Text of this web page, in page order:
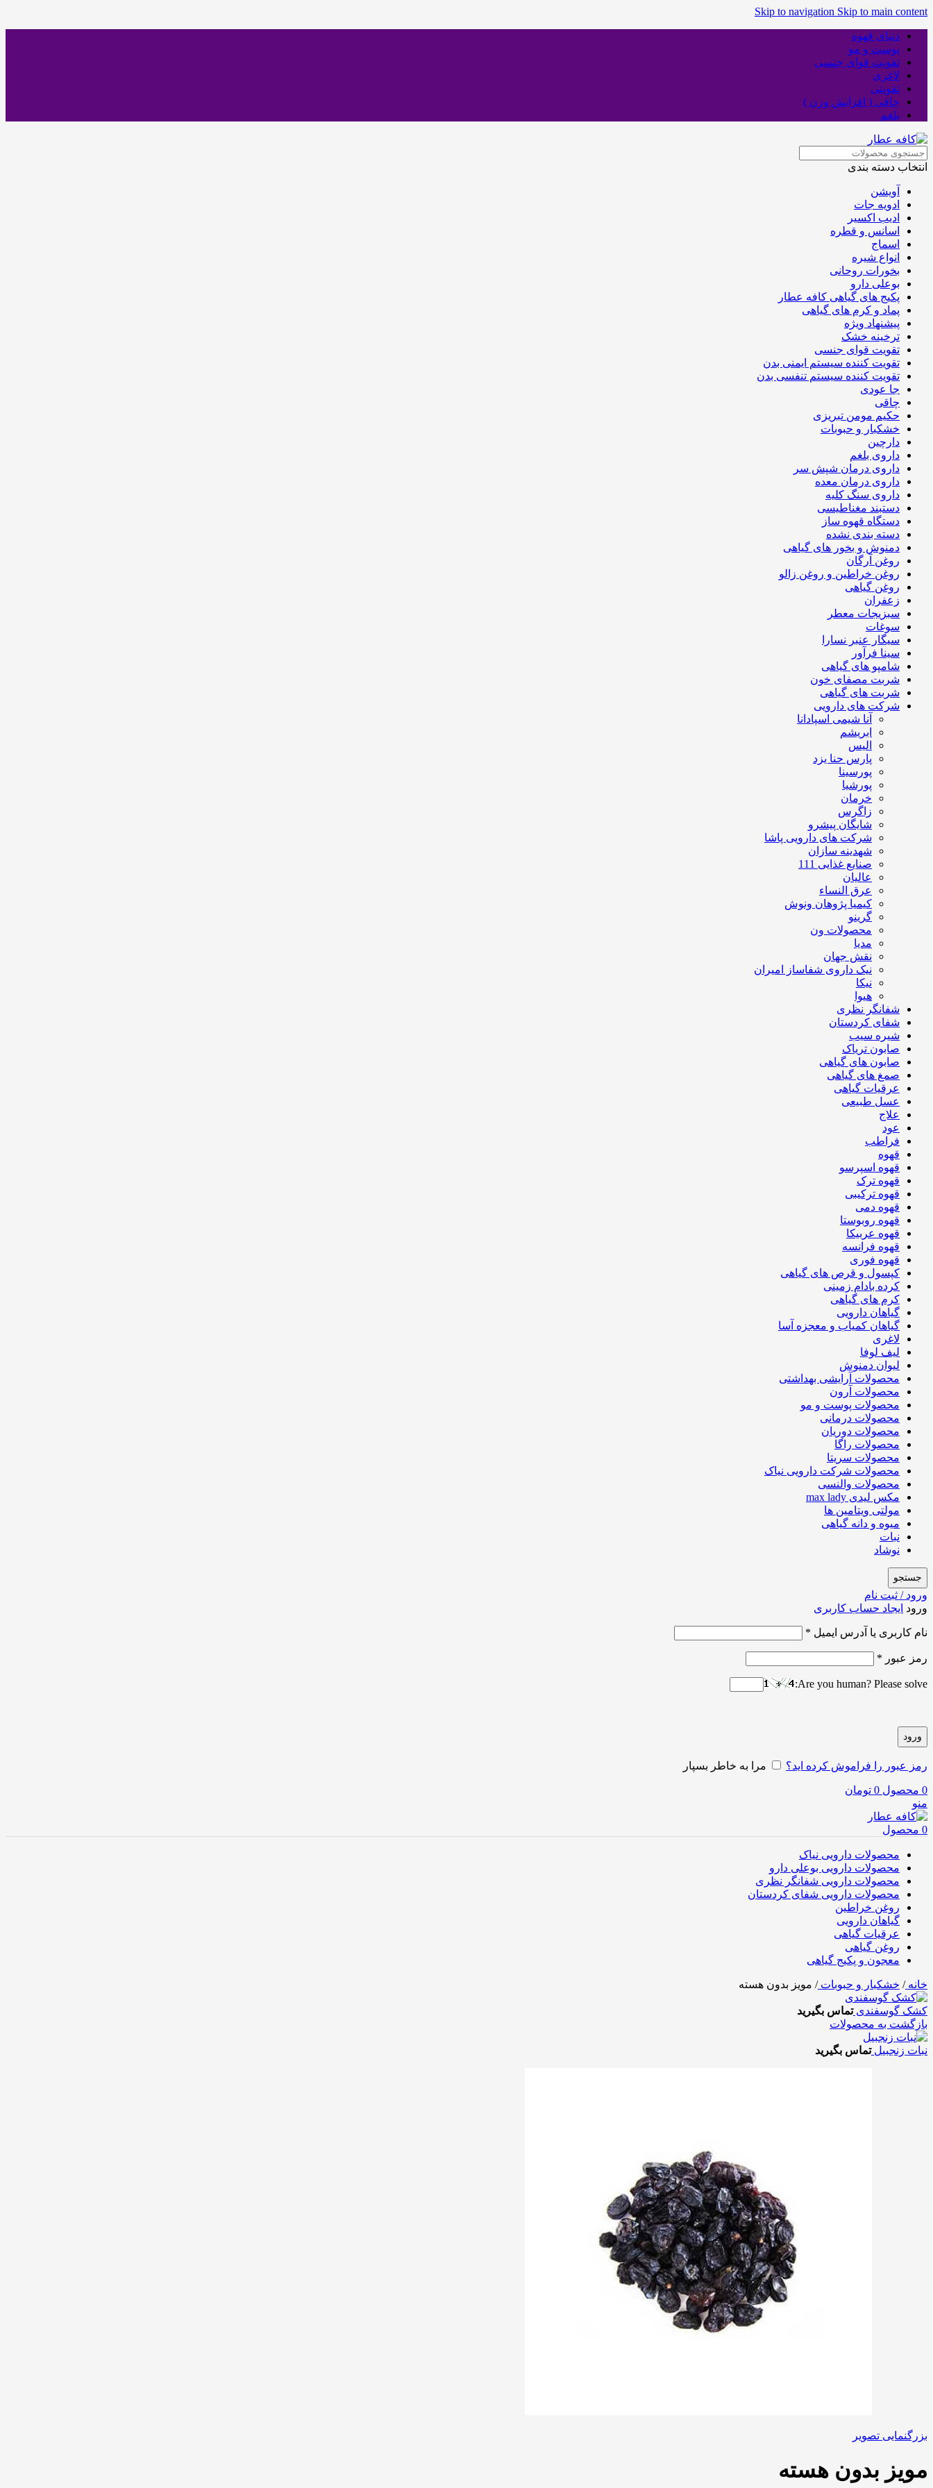
Skip to navigation Skip to main content
دنیای قهوه
پوست و مو
تقویت قوای جنسی
لاغری
تقویتی
چاقی ( افزایش وزن )
بلغم
انتخاب دسته بندی
آویشن
ادویه جات
ادیب اکسیر
اسانس و قطره
اسماج
انواع شیره
بخورات روحانی
بوعلی دارو
پکیج های گیاهی کافه عطار
پماد و کرم های گیاهی
پیشنهاد ویژه
ترخینه خشک
تقویت قوای جنسی
تقویت کننده سیستم ایمنی بدن
تقویت کننده سیستم تنفسی بدن
جا عودی
چاقی
حکیم مومن تبریزی
خشکبار و حبوبات
دارچین
داروی بلغم
داروی درمان شپش سر
داروی درمان معده
داروی سنگ کلیه
دستبند مغناطیسی
دستگاه قهوه ساز
دسته بندی نشده
دمنوش و بخور های گیاهی
روغن آرگان
روغن خراطین و روغن زالو
روغن گیاهی
زعفران
سبزیجات معطر
سوغات
سیگار عنبر نسارا
سینا فرآور
شامپو های گیاهی
شربت مصفای خون
شربت های گیاهی
شرکت های دارویی
آنا شیمی اسپادانا
ابریشم
الیس
پارس حنا یزد
پورسینا
پورشیا
خرمان
زاگرس
شایگان پیشرو
شرکت های دارویی پاشا
شهدینه سازان
صنایع غذایی 111
عالیان
عرق النساء
کیمیا پژوهان ونوش
گرینو
محصولات ون
مدیا
نقش جهان
نیک داروی شفاساز امیران
نیکا
هیوا
شفانگر نظری
شفای کردستان
شیره سیب
صابون تریاک
صابون های گیاهی
صمغ های گیاهی
عرقیات گیاهی
عسل طبیعی
علاج
عود
فراطب
قهوه
قهوه اسپرسو
قهوه ترک
قهوه ترکیبی
قهوه دمی
قهوه روبوستا
قهوه عربیکا
قهوه فرانسه
قهوه فوری
کپسول و قرص های گیاهی
کرده بادام زمینی
کرم های گیاهی
گیاهان دارویی
گیاهان کمیاب و معجزه آسا
لاغری
لیف لوفا
لیوان دمنوش
محصولات آرایشی بهداشتی
محصولات آرون
محصولات پوست و مو
محصولات درمانی
محصولات دوریان
محصولات راگا
محصولات سریتا
محصولات شرکت دارویی نیاک
محصولات والنسی
مکس لیدی max lady
مولتی ویتامین ها
میوه و دانه گیاهی
نبات
نوشاد
جستجو
ورود / ثبت نام
ورود ایجاد حساب کاربری
نام کاربری یا آدرس ایمیل *
رمز عبور *
Are you human? Please solve:
ورود
رمز عبور را فراموش کرده اید؟ مرا به خاطر بسپار
0 محصول 0 تومان
منو
0 محصول
محصولات دارویی نیاک
محصولات دارویی بوعلی دارو
محصولات دارویی شفانگر نظری
محصولات دارویی شفای کردستان
روغن خراطین
گیاهان دارویی
عرقیات گیاهی
روغن گیاهی
معجون و پکیج گیاهی
خانه/ خشکبار و حبوبات/ مویز بدون هسته
کشک گوسفندیتماس بگیرید
بازگشت به محصولات
نبات زنجبیلتماس بگیرید
بزرگنمایی تصویر
مویز بدون هسته